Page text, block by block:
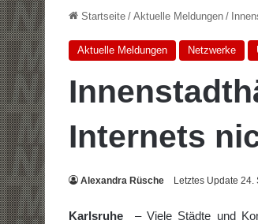
Startseite / Aktuelle Meldungen /
Aktuelle Meldungen Netzwerke
Internets
Alexandra Rüsche Letztes Update 24.
Karlsruhe – Viele Städte und